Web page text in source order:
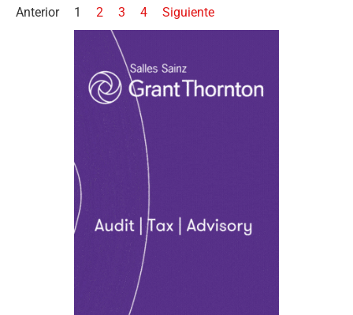
Anterior 1 2 3 4 Siguiente